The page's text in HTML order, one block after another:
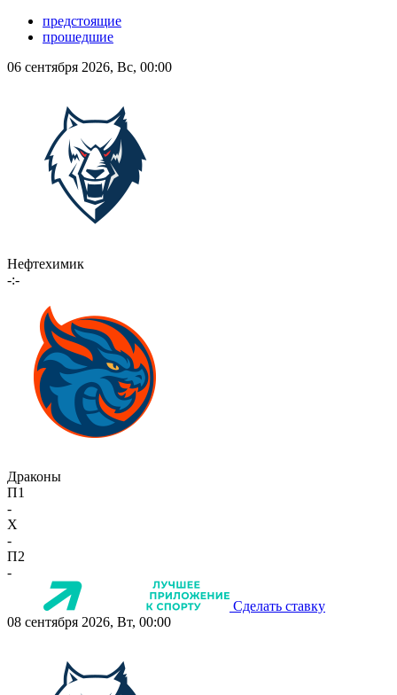
предстоящие
прошедшие
06 сентября 2026, Вс, 00:00
Нефтехимик
-:-
Драконы
П1
-
X
-
П2
-
Сделать ставку
08 сентября 2026, Вт, 00:00